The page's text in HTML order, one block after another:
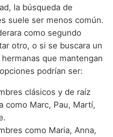
la búsqueda de
suele ser menos común.
como segundo
otro, o si se buscara un
que mantengan
podrían ser:
clásicos y de raíz
como Marc, Pau, Martí,
como Maria, Anna,